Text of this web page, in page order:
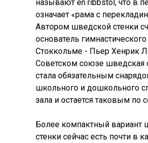
называют en ribbstol, что в
означает «рама с
Автором шведской стенки
основатель гимнастического
Стоккольме - Пьер Хенрик
Советском союзе шведская
стала обязательным
школьного и дошкольного
зала и остается таковым по
Более компактный вариант
стенки сейчас есть почти в